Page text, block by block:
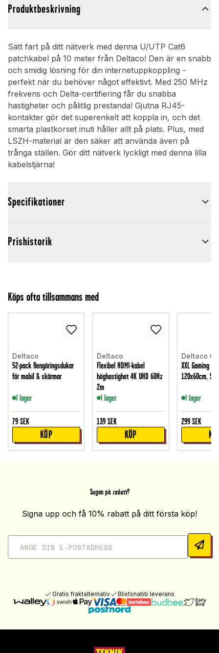
Produktbeskrivning
Sätt fart på ditt nätverk med denna U/UTP Cat6
patchkabel på 10 meter från Deltaco! Den är en snabb
och smidig lösning för din internetuppkoppling -
perfekt när du behöver något effektivt. Med 250 MHz
frekvens och Delta-certifiering får du snabba
hastigheter och pålitlig prestanda! Gjutna RJ45-
kontakter gör det superenkelt att koppla in, och det
smarta plastkorset inuti håller allt på plats. Plus, med
LSZH-material är den säker att använda även på
trånga ställen. Gör ditt nätverk lyckligt med denna lilla
kabelstjärna!
Specifikationer
Prishistorik
Köps ofta tillsammans med
Deltaco
52-pack Rengöringsdukar
för mobil & skärmar
I lager
79 SEK
KÖP
Deltaco
Flexibel HDMI-kabel
höghastighet 4K UHD 60Hz
2m
I lager
139 SEK
KÖP
Deltaco
XXL Gaming
120x60cm,
I lager
299 SEK
Sugen på rabatt?
Signa upp och få 10% rabatt på ditt första köp!
Gratis fraktalternativ Blixtsnabb leverans